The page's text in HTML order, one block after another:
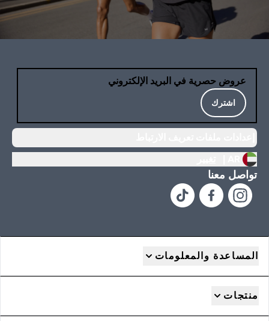
عروض حصرية في البريد الإلكتروني
اشترك
تواصل معنا
المساعدة والمعلومات
منتجات